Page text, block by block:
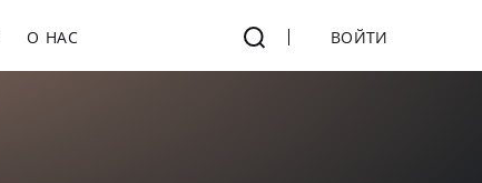
О НАС ВОЙТИ